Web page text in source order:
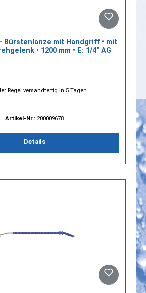
Bürstenlanze mit Handgriff • mit
• 1200 mm • E: 1/4" AG
Regel versandfertig in 5 Tagen
Artikel-Nr.: 200009678
Details